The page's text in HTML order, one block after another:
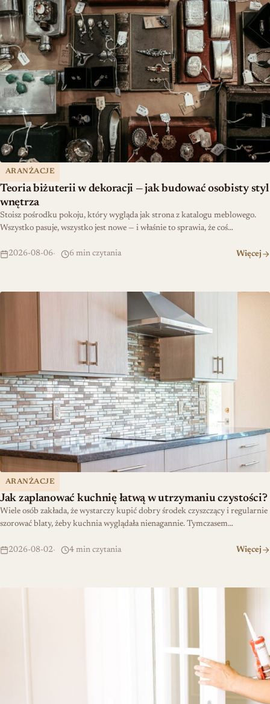
ARANŻACJE
Teoria biżuterii w dekoracji — jak budować osobisty styl
wnętrza
Stoisz pośrodku pokoju, który wygląda jak strona z katalogu meblowego.
Wszystko pasuje, wszystko jest nowe — i właśnie to sprawia, że coś…
2026-08-06 6 min czytania Więcej
ARANŻACJE
Jak zaplanować kuchnię łatwą w utrzymaniu czystości?
Wiele osób zakłada, że wystarczy kupić dobry środek czyszczący i regularnie
szorować blaty, żeby kuchnia wyglądała nienagannie. Tymczasem…
2026-08-02 4 min czytania Więcej
Jak zaplanować kuchnię łatwą w utrzymaniu czystości?